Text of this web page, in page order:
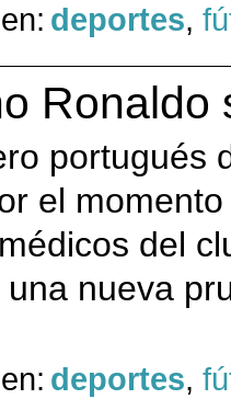
deportes,
Ronaldo
portugués
el
del
una nueva
deportes,